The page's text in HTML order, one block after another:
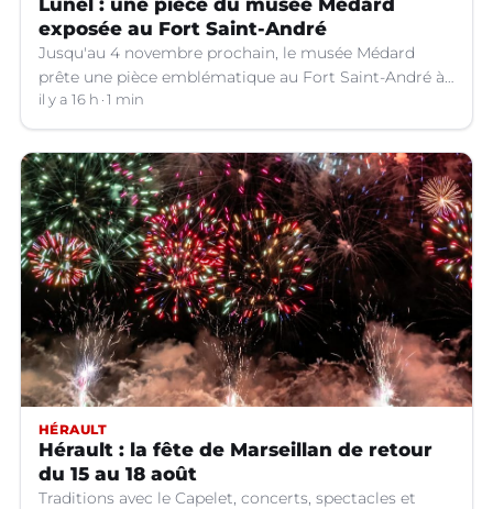
Lunel : une pièce du musée Médard
exposée au Fort Saint-André
Jusqu'au 4 novembre prochain, le musée Médard
prête une pièce emblématique au Fort Saint-André à
Villeneuve-lez-Avignon (Gard).
il y a 16 h 1 min
HÉRAULT
Hérault : la fête de Marseillan de retour
du 15 au 18 août
Traditions avec le Capelet, concerts, spectacles et